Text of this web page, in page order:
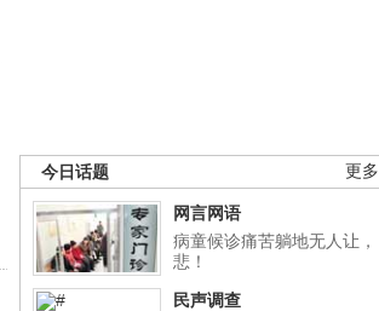
更多
今日话题
网言网语
病童候诊痛苦躺地无人让，
悲！
民声调查